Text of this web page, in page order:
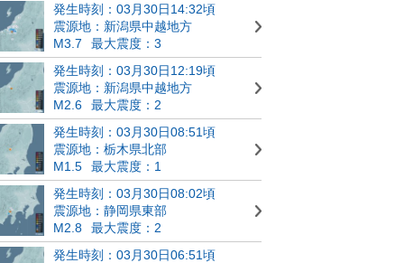
発生時刻：03月30日14:32頃
震源地：新潟県中越地方
M3.7
最大震度：3
発生時刻：03月30日12:19頃
震源地：新潟県中越地方
M2.6
最大震度：2
発生時刻：03月30日08:51頃
震源地：栃木県北部
M1.5
最大震度：1
発生時刻：03月30日08:02頃
震源地：静岡県東部
M2.8
最大震度：2
発生時刻：03月30日06:51頃